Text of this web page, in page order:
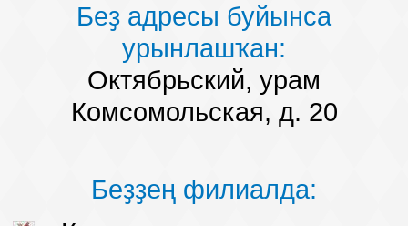
Беҙ адресы буйынса
урынлашҡан:
Октябрьский, урам
Комсомольская, д. 20
Беҙҙең филиалда: